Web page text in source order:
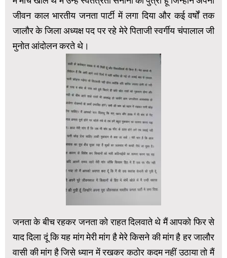
जीवन काल भारतीय जनता पार्टी में लगा दिया और कई वर्षों तक
जालौर के जिला अध्यक्ष पद पर रहे मेरे पिताजी स्वर्गीय चंपालाल जी
मुनोत आंदोलन करते थे।
जनता के बीच रहकर जनता को राहत दिलवाते थे मैं आपको फिर से
याद दिला दूं कि यह मांग मेरी मांग है मेरे किसने की मांग है हर जालौर
वासी की मांग है जिसे ध्यान में रखकर कठोर कदम नहीं उठाया तो मैं